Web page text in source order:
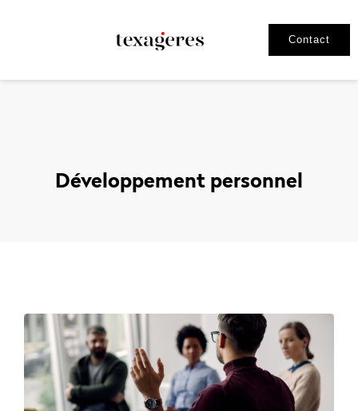
Contact
Développement personnel